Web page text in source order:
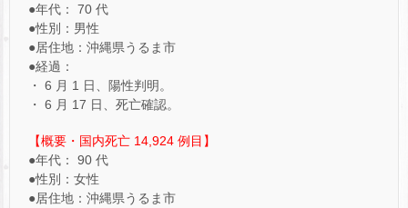
●年代： 70 代
●性別：男性
●居住地：沖縄県うるま市
●経過：
・ 6 月 1 日、陽性判明。
・ 6 月 17 日、死亡確認。
【概要・国内死亡 14,924 例目】
●年代： 90 代
●性別：女性
●居住地：沖縄県うるま市